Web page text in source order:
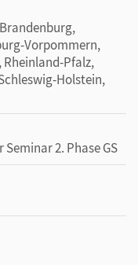
Vorpommern,
Rheinland-Pfalz,
Holstein,
2. Phase GS